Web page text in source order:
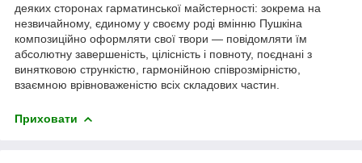
деяких сторонах гарматинської майстерності: зокрема на
незвичайному, єдиному у своєму роді вмінню Пушкіна
композиційно оформляти свої твори — повідомляти їм
абсолютну завершеність, цілісність і повноту, поєднані з
винятковою стрункістю, гармонійною співрозмірністю,
взаємною врівноваженістю всіх складових частин.
Приховати